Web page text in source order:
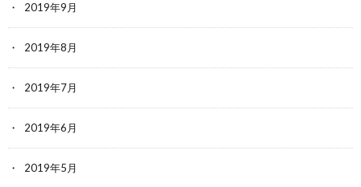
2019年9月
2019年8月
2019年7月
2019年6月
2019年5月